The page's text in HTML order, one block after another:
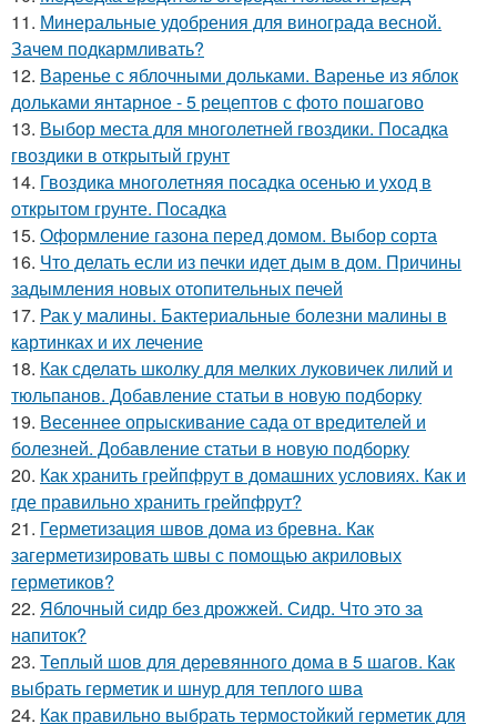
11. Минеральные удобрения для винограда весной.
Зачем подкармливать?
12. Варенье с яблочными дольками. Варенье из яблок
дольками янтарное - 5 рецептов с фото пошагово
13. Выбор места для многолетней гвоздики. Посадка
гвоздики в открытый грунт
14. Гвоздика многолетняя посадка осенью и уход в
открытом грунте. Посадка
15. Оформление газона перед домом. Выбор сорта
16. Что делать если из печки идет дым в дом. Причины
задымления новых отопительных печей
17. Рак у малины. Бактериальные болезни малины в
картинках и их лечение
18. Как сделать школку для мелких луковичек лилий и
тюльпанов. Добавление статьи в новую подборку
19. Весеннее опрыскивание сада от вредителей и
болезней. Добавление статьи в новую подборку
20. Как хранить грейпфрут в домашних условиях. Как и
где правильно хранить грейпфрут?
21. Герметизация швов дома из бревна. Как
загерметизировать швы с помощью акриловых
герметиков?
22. Яблочный сидр без дрожжей. Сидр. Что это за
напиток?
23. Теплый шов для деревянного дома в 5 шагов. Как
выбрать герметик и шнур для теплого шва
24. Как правильно выбрать термостойкий герметик для